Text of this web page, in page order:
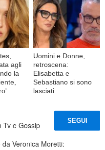
agli
la
Uomini e Donne,
retroscena:
Elisabetta e
Sebastiano si sono
lasciati
Tv e Gossip
SEGUI
Veronica Moretti: